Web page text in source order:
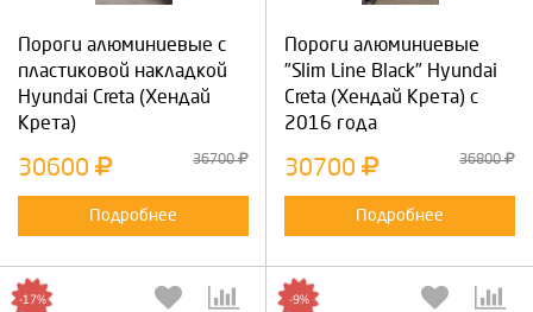
Пороги алюминиевые с
пластиковой накладкой
Hyundai Creta (Хендай
Крета)
30600 36700
Подробнее
Пороги алюминиевые
"Slim Line Black" Hyundai
Creta (Хендай Крета) с
2016 года
30700 36800
Подробнее
-17% -9%